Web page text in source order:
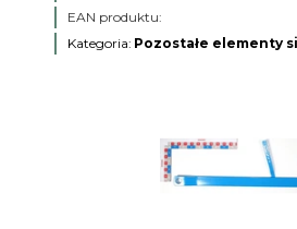
EAN produktu:
Kategoria: Pozostałe elementy